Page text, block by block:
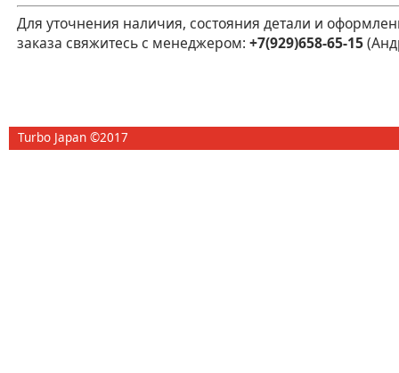
Для уточнения наличия, состояния детали и
заказа свяжитесь с менеджером: +7(929)658-65-15
Turbo Japan ©2017